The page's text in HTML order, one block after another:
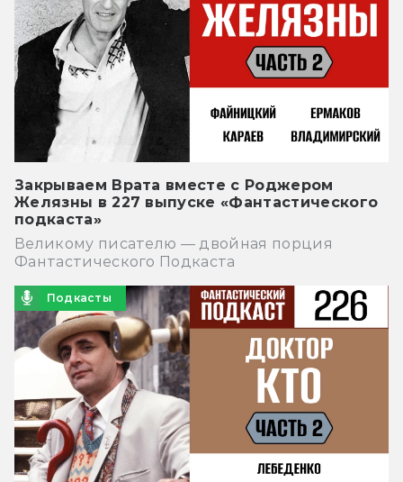
Закрываем Врата вместе с Роджером
Желязны в 227 выпуске «Фантастического
подкаста»
Великому писателю — двойная порция
Фантастического Подкаста
Подкасты